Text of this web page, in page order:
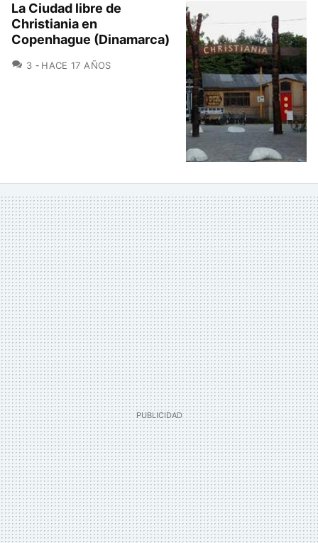
La Ciudad libre de
Christiania en
Copenhague (Dinamarca)
3 COMENTARIOS
HACE 17 AÑOS